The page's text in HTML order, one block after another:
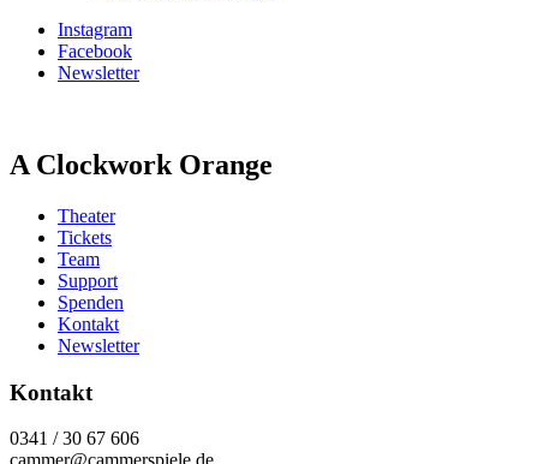
Instagram
Facebook
Newsletter
A Clockwork Orange
Theater
Tickets
Team
Support
Spenden
Kontakt
Newsletter
Kontakt
0341 / 30 67 606